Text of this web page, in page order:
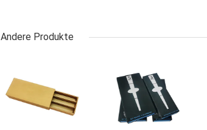
Andere Produkte